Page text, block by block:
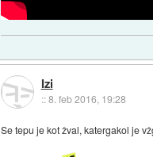
Izi
::8. feb 2016, 19:28
Se tepu je kot žval, katergakol je